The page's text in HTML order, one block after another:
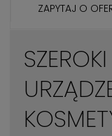
ZAPYTAJ O